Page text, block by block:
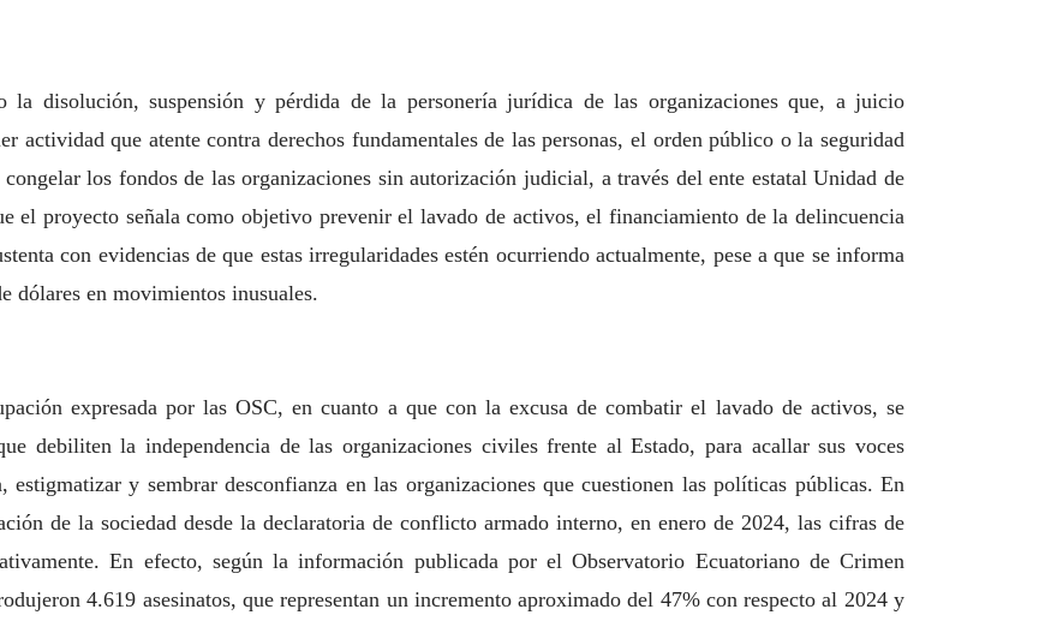
la disolución, suspensión y pérdida de la personería jurídica de las organizaciones que, a juicio
actividad que atente contra derechos fundamentales de las personas, el orden público o la seguridad
los fondos de las organizaciones sin autorización judicial, a través del ente estatal Unidad de
el proyecto señala como objetivo prevenirel lavado de activos, el financiamiento de la delincuencia
con evidencias de que estas irregularidades estén ocurriendoactualmente, pese a que se informa
dólares en movimientos inusuales.
expresada por las OSC, en cuanto a que con la excusa de combatir el lavado de activos, se
debiliten la independencia de las organizaciones civiles frente al Estado, para acallar sus voces
estigmatizar y sembrardesconfianza en las organizaciones que cuestionen las políticas públicas. En
de la sociedad desde la declaratoria de conflicto armado interno, en enero de 2024, las cifras de
En efecto, según la información publicada por el Observatorio Ecuatoriano de Crimen
4.619 asesinatos, querepresentan un incremento aproximado del 47% con respecto al 2024 y